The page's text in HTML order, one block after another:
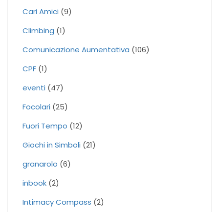
Cari Amici (9)
Climbing (1)
Comunicazione Aumentativa (106)
CPF (1)
eventi (47)
Focolari (25)
Fuori Tempo (12)
Giochi in Simboli (21)
granarolo (6)
inbook (2)
Intimacy Compass (2)